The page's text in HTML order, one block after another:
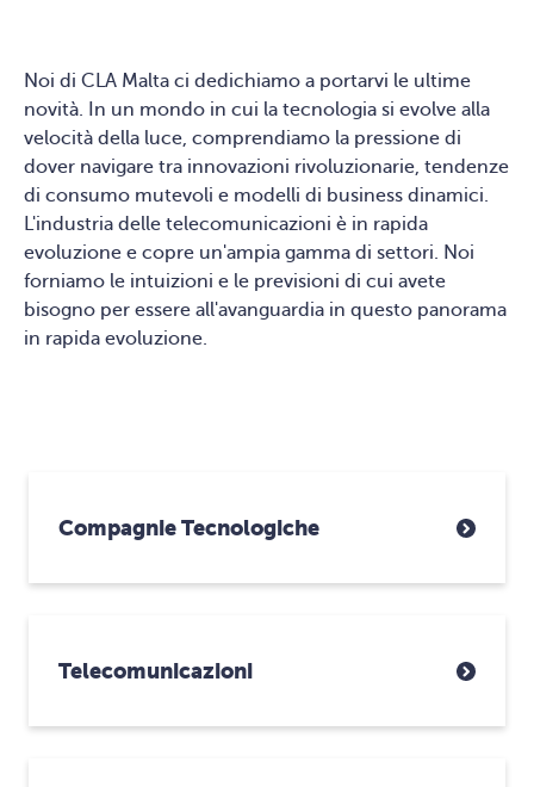
Noi di CLA Malta ci dedichiamo a portarvi le ultime
novità. In un mondo in cui la tecnologia si evolve alla
velocità della luce, comprendiamo la pressione di
dover navigare tra innovazioni rivoluzionarie, tendenze
di consumo mutevoli e modelli di business dinamici.
L'industria delle telecomunicazioni è in rapida
evoluzione e copre un'ampia gamma di settori. Noi
forniamo le intuizioni e le previsioni di cui avete
bisogno per essere all'avanguardia in questo panorama
in rapida evoluzione.
Compagnie Tecnologiche
Telecomunicazioni